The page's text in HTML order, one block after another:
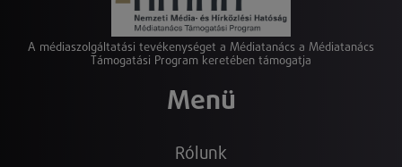
A médiaszolgáltatási tevékenységet a Médiatanács a Médiatanács
Támogatási Program keretében támogatja
Menü
Rólunk